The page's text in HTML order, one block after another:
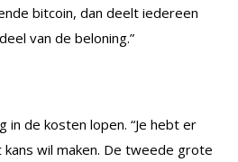
bitcoin, dan deelt iedereen
van de beloning.”
de kosten lopen. “Je hebt er
wil maken. De tweede grote